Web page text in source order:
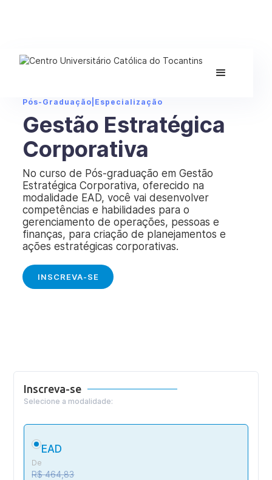
Pós-Graduação Especialização
Gestão Estratégica
Corporativa
No curso de Pós-graduação em Gestão
Estratégica Corporativa, oferecido na
modalidade EAD, você vai desenvolver
competências e habilidades para o
gerenciamento de operações, pessoas e
finanças, para criação de planejamentos e
ações estratégicas corporativas.
INSCREVA-SE
Inscreva-se
Selecione a modalidade:
EAD
De
R$ 464,83